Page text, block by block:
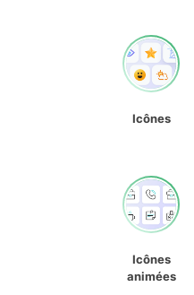
Icônes
Icônes
animées